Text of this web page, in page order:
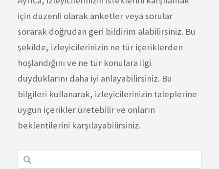
için düzenli olarak anketler veya sorular
sorarak doğrudan geri bildirim alabilirsiniz. Bu
şekilde, izleyicilerinizin ne tür içeriklerden
hoşlandığını ve ne tür konulara ilgi
duyduklarını daha iyi anlayabilirsiniz. Bu
bilgileri kullanarak, izleyicilerinizin taleplerine
uygun içerikler üretebilir ve onların
beklentilerini karşılayabilirsiniz.